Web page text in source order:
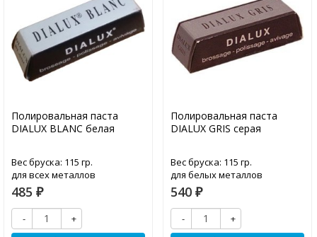
Полировальная паста
DIALUX BLANC белая
Вес бруска: 115 гр.
для всех металлов
485 ₽
-
+
Полировальная паста
DIALUX GRIS серая
Вес бруска: 115 гр.
для белых металлов
540 ₽
-
+